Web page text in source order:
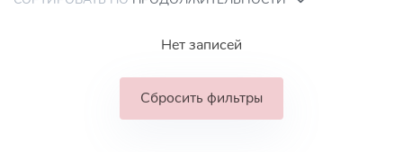
Нет записей
Сбросить фильтры